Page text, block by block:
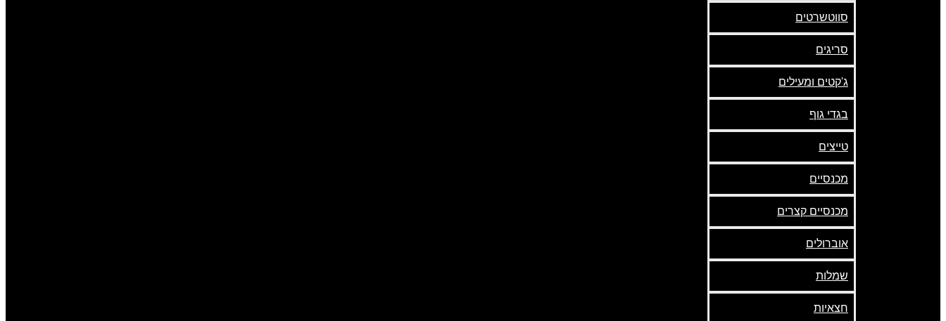
סווטשרטים
סריגים
ג'קטים ומעילים
בגדי גוף
טייצים
מכנסיים
מכנסיים קצרים
אוברולים
שמלות
חצאיות